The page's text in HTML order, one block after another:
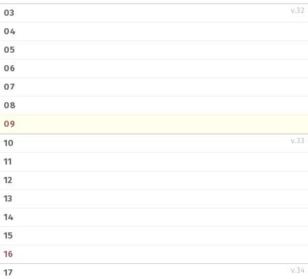
v.32
03
04
05
06
07
08
09
v.33
10
11
12
13
14
15
16
v.34
17